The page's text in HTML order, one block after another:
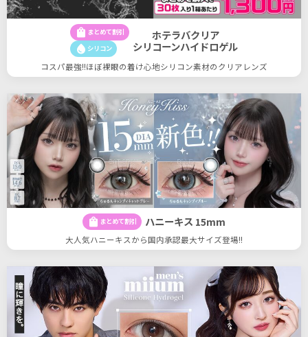
shopping_bag まとめて割引
water_drop シリコン
ホテラバクリア
シリコーンハイドロゲル
コスパ最強!!ほぼ裸眼の着け心地シリコン素材のクリアレンズ
shopping_bag まとめて割引 ハニーキス 15mm
大人気ハニーキスから国内承認最大サイズ登場!!